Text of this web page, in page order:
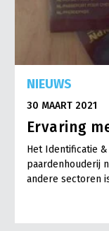
NIEUWS
30 MAART 2021
Ervaring
Het Identificatie
paardenhouderij
andere sectoren